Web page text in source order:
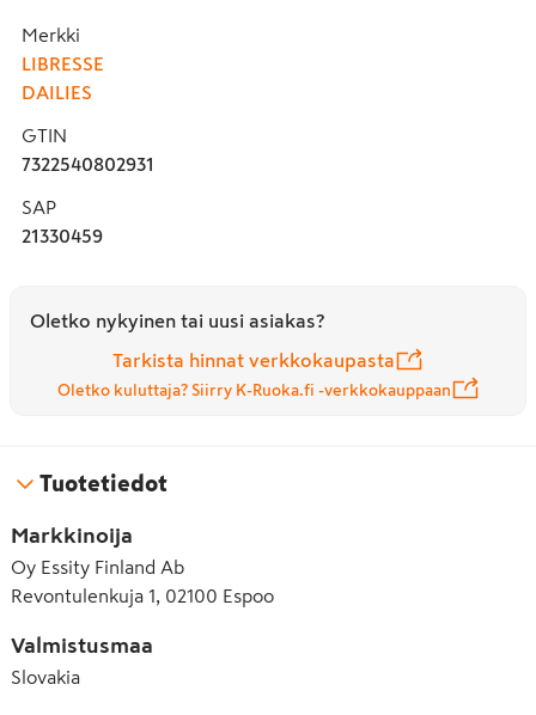
yksittäispakattu, jonka vuoksi se on helppo pitää mukana
ja voit tuntea olosi raikkaaksi joka päivä. CurveFit™ -
ominaisuudella varustetut pikkuhousunsuojamme on
pysymään paikoillaan, mitä ikinä teetkin. Dermatologisesti
testattu ja hajusteeton.
Merkki
LIBRESSE
DAILIES
GTIN
7322540802931
SAP
21330459
Oletko nykyinen tai uusi asiakas?
Tarkista hinnat verkkokaupasta
Oletko kuluttaja? Siirry K-Ruoka.fi -verkkokauppaan
Tuotetiedot
Markkinoija
Oy Essity Finland Ab
Revontulenkuja 1, 02100 Espoo
Valmistusmaa
Slovakia